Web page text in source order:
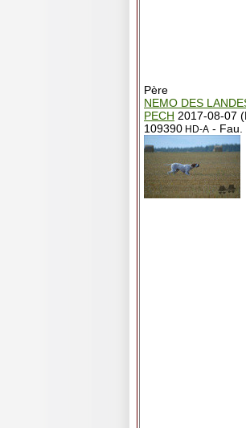
Père
NEMO DES
PECH 2017-08-07
109390 HD-A - Fau.